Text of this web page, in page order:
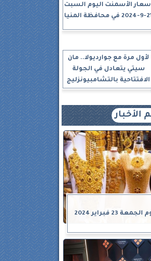
الأسمنت اليوم السبت
محافظة المنيا
لأول مرة مع جوارديولا.. مان
سيتي يتعادل في الجولة
الافتتاحية بالتشامبيونزليج
الأخبار
فبراير 2024